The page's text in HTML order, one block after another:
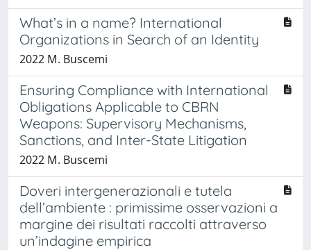
What’s in a name? International
Organizations in Search of an Identity
2022 M. Buscemi
Ensuring Compliance with International
Obligations Applicable to CBRN
Weapons: Supervisory Mechanisms,
Sanctions, and Inter-State Litigation
2022 M. Buscemi
Doveri intergenerazionali e tutela
dell’ambiente : primissime osservazioni a
margine dei risultati raccolti attraverso
un’indagine empirica